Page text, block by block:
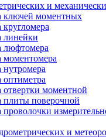
и
ключей моментных
линейки
люфтомера
моментомера
нутромера
оптиметра
отвертки моментной
плиты поверочной
проволочки